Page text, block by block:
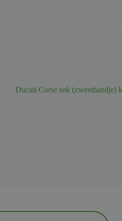
Ducati Corse sok (zweetbandje)